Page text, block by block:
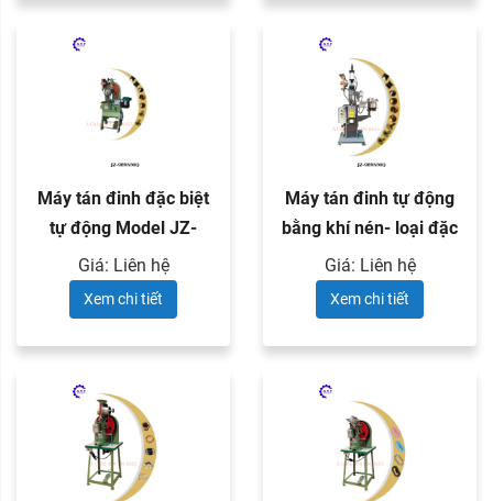
Máy tán đinh đặc biệt
tự động Model JZ-
989NM
Giá: Liên hệ
Xem chi tiết
Máy tán đinh tự động
bằng khí nén- loại đặc
...
Giá: Liên hệ
Xem chi tiết